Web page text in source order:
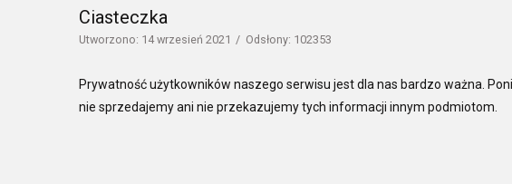
Ciasteczka
Utworzono: 14 wrzesień 2021 Odsłony: 102353
Prywatność użytkowników naszego serwisu jest dla nas bardzo ważna.
nie sprzedajemy ani nie przekazujemy tych informacji innym podmiotom.